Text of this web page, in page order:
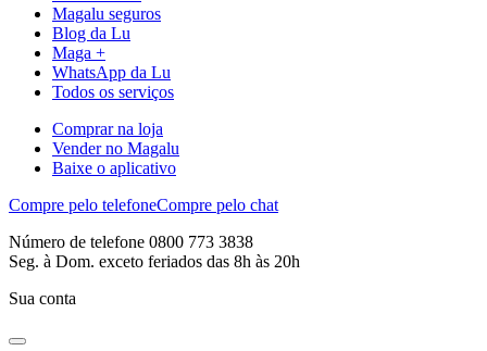
Magalu seguros
Blog da Lu
Maga +
WhatsApp da Lu
Todos os serviços
Comprar na loja
Vender no Magalu
Baixe o aplicativo
Compre pelo telefoneCompre pelo chat
Número de telefone 0800 773 3838
Seg. à Dom. exceto feriados das 8h às 20h
Sua conta